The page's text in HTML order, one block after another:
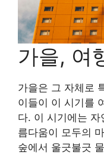
가을, 여
가을은 그 자체로
이들이 이 시기를
다. 이 시기에는
름다움이 모두의
숲에서 울긋불긋